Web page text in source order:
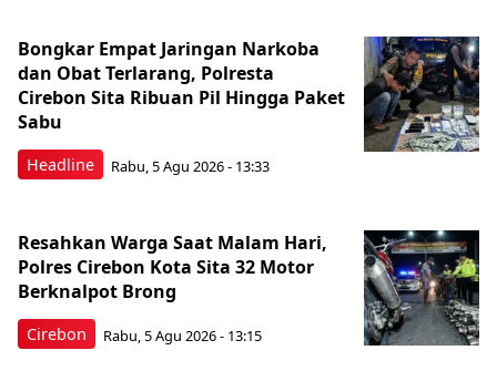
Headline
Bongkar Empat Jaringan Narkoba
dan Obat Terlarang, Polresta
Cirebon Sita Ribuan Pil Hingga Paket
Sabu
Rabu, 5 Agu 2026 - 13:33
Cirebon
Resahkan Warga Saat Malam Hari,
Polres Cirebon Kota Sita 32 Motor
Berknalpot Brong
Rabu, 5 Agu 2026 - 13:15